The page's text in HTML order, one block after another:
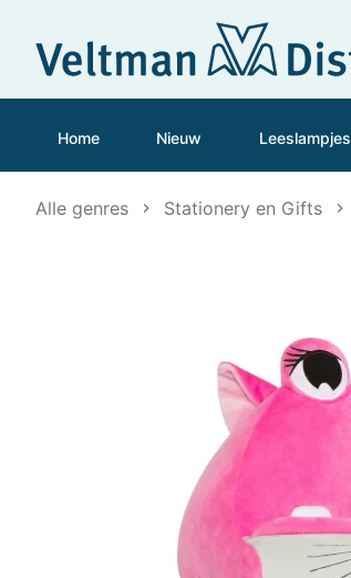
Home Nieuw Leeslampjes
Alle genres Stationery en Gifts